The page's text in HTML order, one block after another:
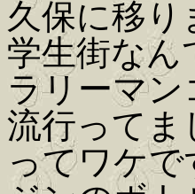
久保に移り
学生街なん
ラリーマ
流行ってま
ってワケで